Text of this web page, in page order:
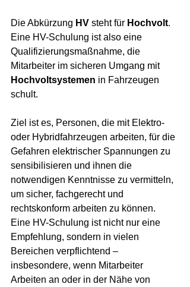
Die Abkürzung HV steht für Hochvolt.
Eine HV-Schulung ist also eine
Qualifizierungsmaßnahme, die
Mitarbeiter im sicheren Umgang mit
Hochvoltsystemen in Fahrzeugen
schult.
Ziel ist es, Personen, die mit Elektro-
oder Hybridfahrzeugen arbeiten, für die
Gefahren elektrischer Spannungen zu
sensibilisieren und ihnen die
notwendigen Kenntnisse zu vermitteln,
um sicher, fachgerecht und
rechtskonform arbeiten zu können.
Eine HV-Schulung ist nicht nur eine
Empfehlung, sondern in vielen
Bereichen verpflichtend –
insbesondere, wenn Mitarbeiter
Arbeiten an oder in der Nähe von